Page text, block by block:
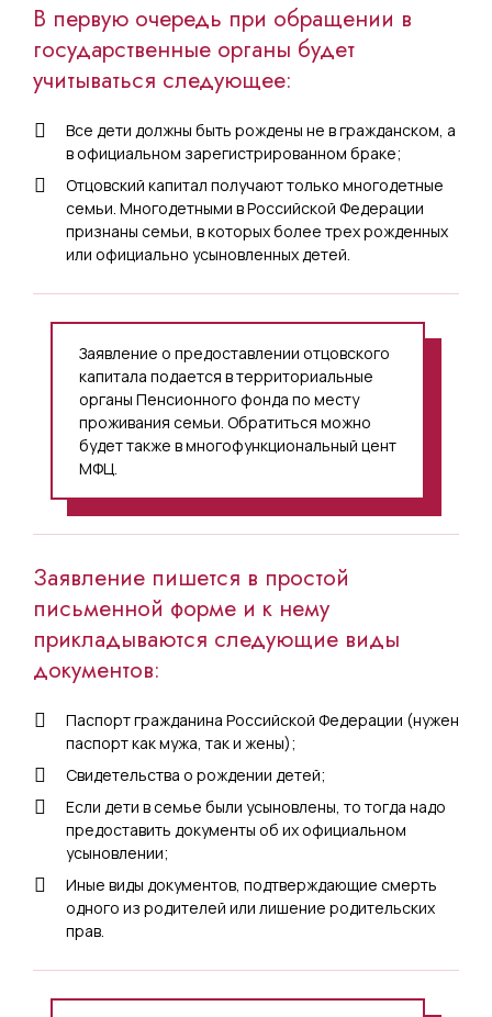
В первую очередь при обращении в
государственные органы будет
учитываться следующее:
Все дети должны быть рождены не в гражданском, а
в официальном зарегистрированном браке;
Отцовский капитал получают только многодетные
семьи. Многодетными в Российской Федерации
признаны семьи, в которых более трех рожденных
или официально усыновленных детей.
Заявление о предоставлении отцовского
капитала подается в территориальные
органы Пенсионного фонда по месту
проживания семьи. Обратиться можно
будет также в многофункциональный цент
МФЦ.
Заявление пишется в простой
письменной форме и к нему
прикладываются следующие виды
документов:
Паспорт гражданина Российской Федерации (нужен
паспорт как мужа, так и жены);
Свидетельства о рождении детей;
Если дети в семье были усыновлены, то тогда надо
предоставить документы об их официальном
усыновлении;
Иные виды документов, подтверждающие смерть
одного из родителей или лишение родительских
прав.